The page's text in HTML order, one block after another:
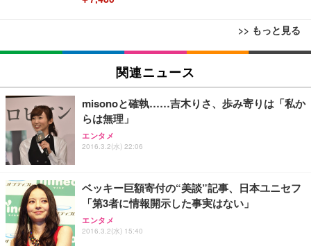
>> もっと見る
[EdoErgo] オフィスチェア 椅子 テレワーク 疲れな
い 跳ね上げ式アームレスト コンパクト 約105度ロッ
キング pc 事務椅子 360度回転 座面昇降 強化ナイロ
ン樹脂ベース 通気性メッシュ 在宅ワーク H-WY01
(黒網+黒枠+黒足)
￥5,699
SIHOO B100 オフィスチェア／デスクチェア メッシ
Sezlife オフィスチェア デスクチェア 疲れない テレ
ワーク チェア 強化バックレスト 30度ロッキング機
EIZO ビジネス向けプレミアムモニター | FlexScan
EV3240X-WT | 31.5型4K UHD・USB Type-C・ホワ
￥105,595
EIZO ビジネス向けプレミアムモニター | FlexScan
EV2740X-WT | 27.0型4K UHD・USB Type-C・ホワ
￥109,572
【純正品】27"ゲーミングモニター DualSense 充電
フック付き（CFI-ZDM1J）
Amazonベーシック ペットシーツ 薄型 レギュラー 1
回使い捨て 無香料 ホワイト 300枚
Amazonベーシック ペットシーツ 厚型 ワイド 42枚
ネオ・ルーライフ ネオ・オムツ L 中型犬用 26枚入
関連ニュース
misonoと確執……吉木りさ、歩み寄りは「私か
らは無理」
エンタメ
2016.3.2(水) 22:06
ベッキー巨額寄付の“美談”記事、日本ユニセフ
「第3者に情報開示した事実はない」
エンタメ
2016.3.2(水) 15:40